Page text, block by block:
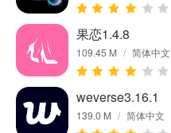
果恋1.4.8
109.45 M / 简体中文
weverse3.16.1
139.0 M / 简体中文